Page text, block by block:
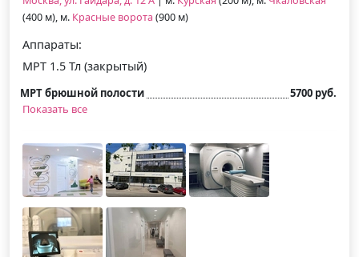
(400 м), м. Красные ворота (900 м)
Аппараты:
МРТ 1.5 Тл (закрытый)
МРТ брюшной полости
5700 руб.
Показать все